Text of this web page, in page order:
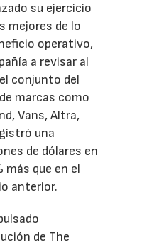
su ejercicio
mejores de lo
operativo,
a revisar al
conjunto del
marcas como
Vans, Altra,
una
de dólares en
que en el
anterior.
de The